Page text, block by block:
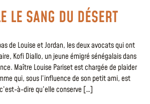
LE SANG DU DÉSERT
de Louise et Jordan, les deux avocats qui ont
Kofi Diallo, un jeune émigré sénégalais dans
Maître Louise Pariset est chargée de plaider
qui, sous l’influence de son petit ami, est
à-dire qu’elle conserve […]